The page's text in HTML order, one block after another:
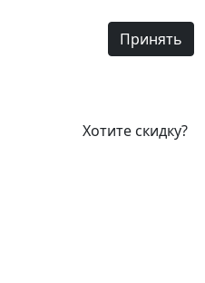
Принять
Хотите скидку?